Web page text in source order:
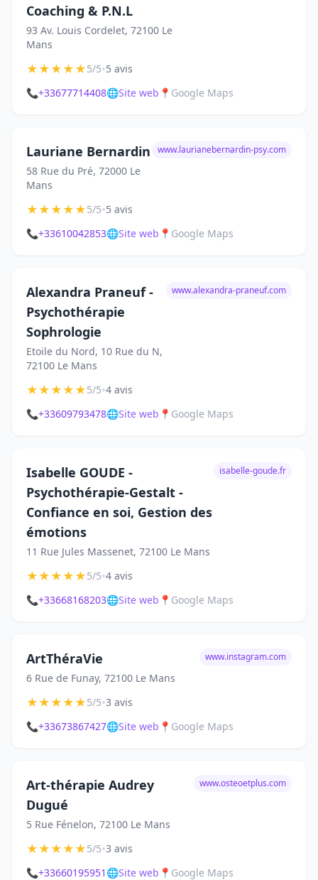
Coaching & P.N.L
93 Av. Louis Cordelet, 72100 Le
Mans
★★★★★5/5•5 avis
📞+33677714408🌐Site web 📍 Google Maps
Lauriane Bernardin
58 Rue du Pré, 72000 Le
Mans
www.laurianebernardin-psy.com
★★★★★5/5•5 avis
📞+33610042853🌐Site web 📍 Google Maps
Alexandra Praneuf -
Psychothérapie
Sophrologie
Etoile du Nord, 10 Rue du N,
72100 Le Mans
www.alexandra-praneuf.com
★★★★★5/5•4 avis
📞+33609793478🌐Site web 📍 Google Maps
Isabelle GOUDE -
Psychothérapie-Gestalt -
Confiance en soi, Gestion des
émotions
11 Rue Jules Massenet, 72100 Le Mans
isabelle-goude.fr
★★★★★5/5•4 avis
📞+33668168203🌐Site web 📍 Google Maps
ArtThéraVie
6 Rue de Funay, 72100 Le Mans
www.instagram.com
★★★★★5/5•3 avis
📞+33673867427🌐Site web 📍 Google Maps
Art-thérapie Audrey
Dugué
5 Rue Fénelon, 72100 Le Mans
www.osteoetplus.com
★★★★★5/5•3 avis
📞+33660195951 🌐Site web 📍 Google Maps